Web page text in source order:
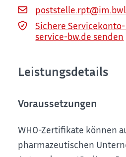
Sichere
service-bw.de senden
Leistungsdetails
Voraussetzungen
WHO-Zertifikate können
pharmazeutischen